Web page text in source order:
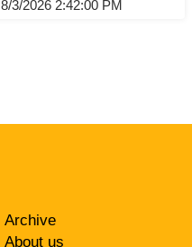
8/3/2026 2:42:00 PM
Archive
About us